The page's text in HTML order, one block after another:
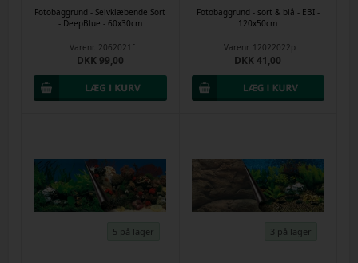
Fotobaggrund - Selvklæbende Sort
- DeepBlue - 60x30cm
Varenr. 2062021f
DKK 99,00
Fotobaggrund - sort & blå - EBI -
120x50cm
Varenr. 12022022p
DKK 41,00
5 på lager 3 på lager